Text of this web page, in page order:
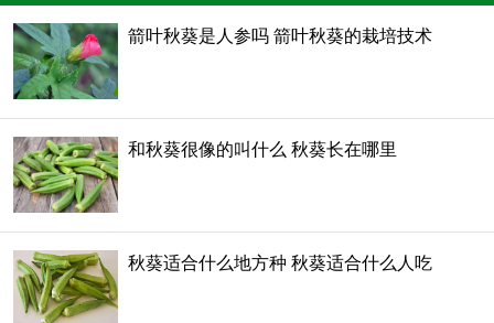
箭叶秋葵是人参吗 箭叶秋葵的栽培技术
和秋葵很像的叫什么 秋葵长在哪里
秋葵适合什么地方种 秋葵适合什么人吃